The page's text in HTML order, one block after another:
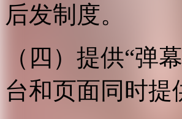
后发制度。
（四）提供“弹
台和页面同时